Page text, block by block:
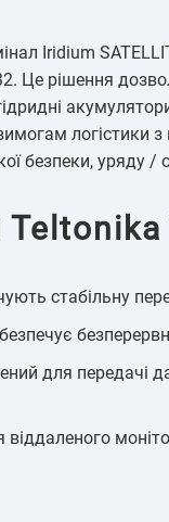
Iridium
Це рішення
логістики
безпеки, уряду /
стабільну
для передачі